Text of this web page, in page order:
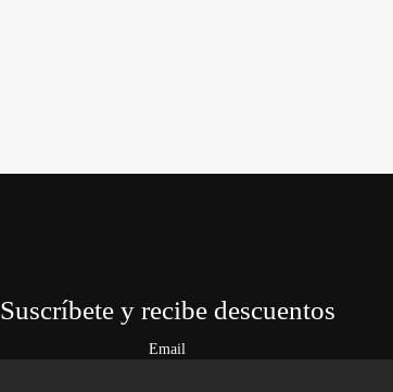
Suscríbete y recibe descuentos
Email